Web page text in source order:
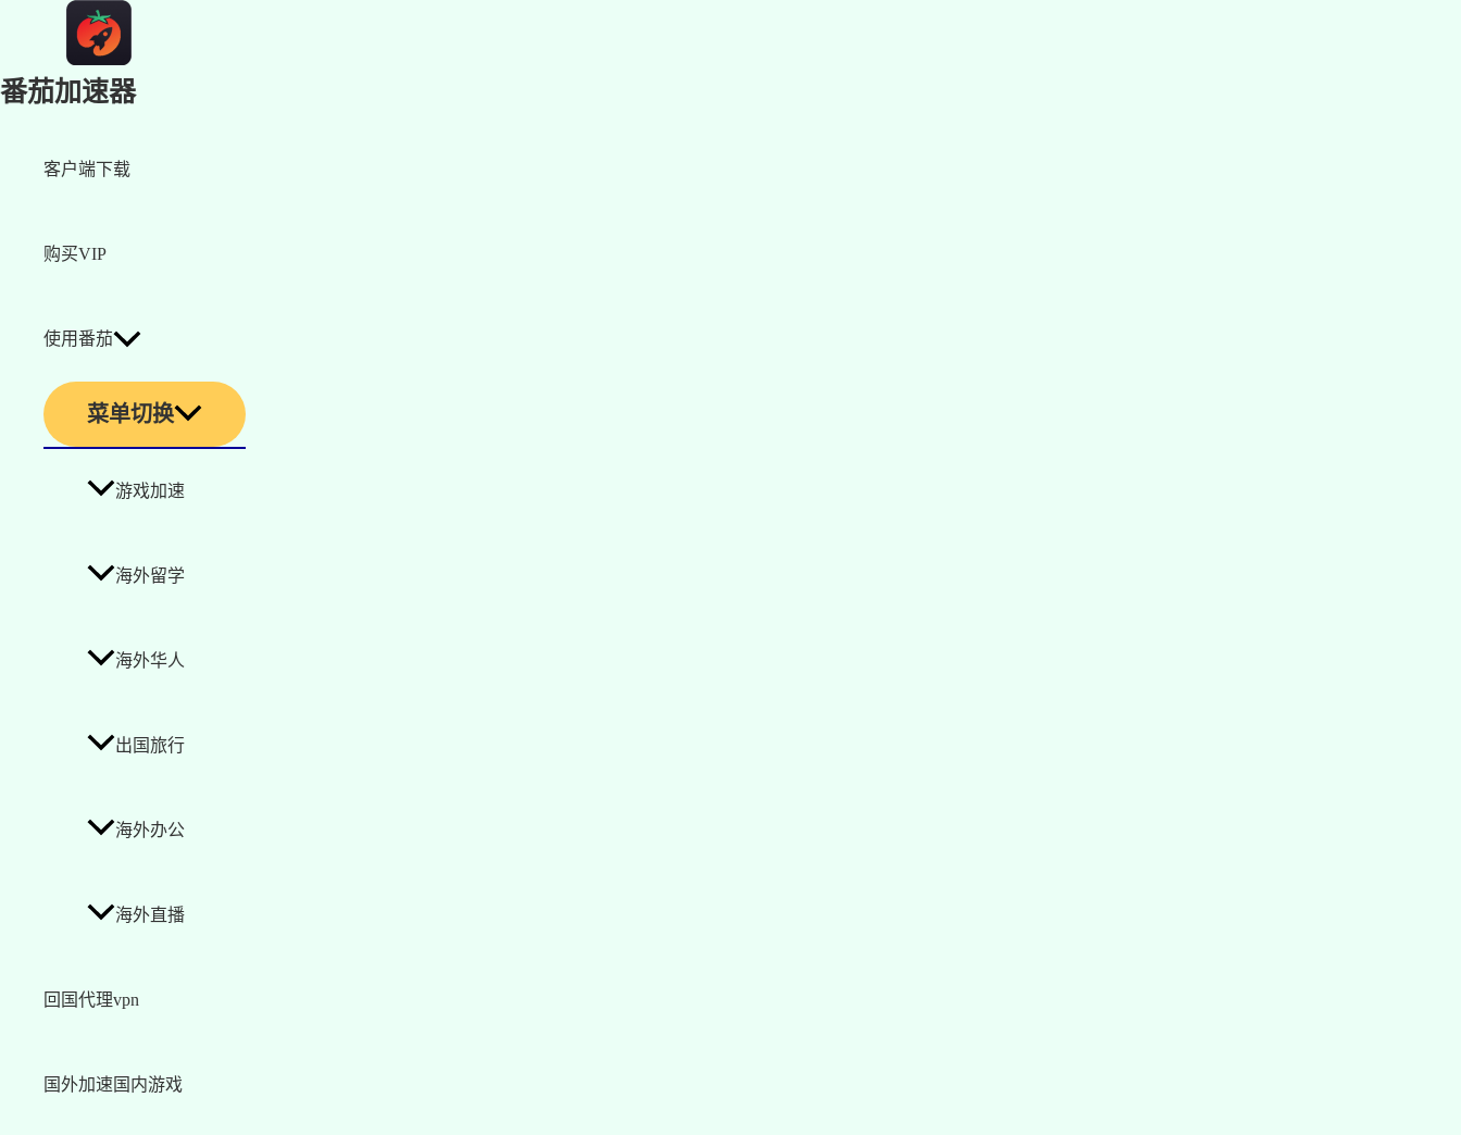
番茄加速器
客户端下载
购买VIP
使用番茄
菜单切换
游戏加速
海外留学
海外华人
出国旅行
海外办公
海外直播
回国代理vpn
国外加速国内游戏